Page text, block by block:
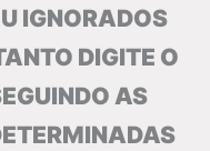
IGNORADOS
DIGITE O
AS